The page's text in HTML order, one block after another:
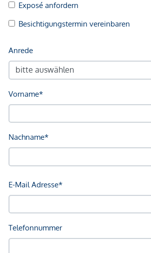
gemachten Angaben und Informationen
Gewähr erfolgen. Der Vermittler ist als